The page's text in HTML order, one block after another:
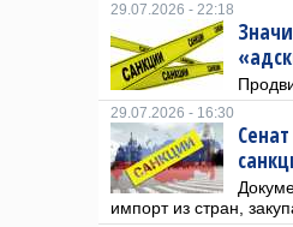
29.07.2026 - 22:18
29.07.2026 - 16:30
импорт из стран,